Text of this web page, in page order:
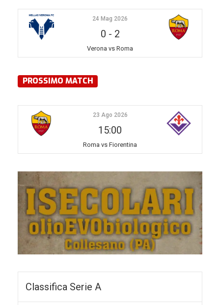
24 Mag 2026
0 - 2
Verona vs Roma
PROSSIMO MATCH
23 Ago 2026
15:00
Roma vs Fiorentina
Classifica Serie A